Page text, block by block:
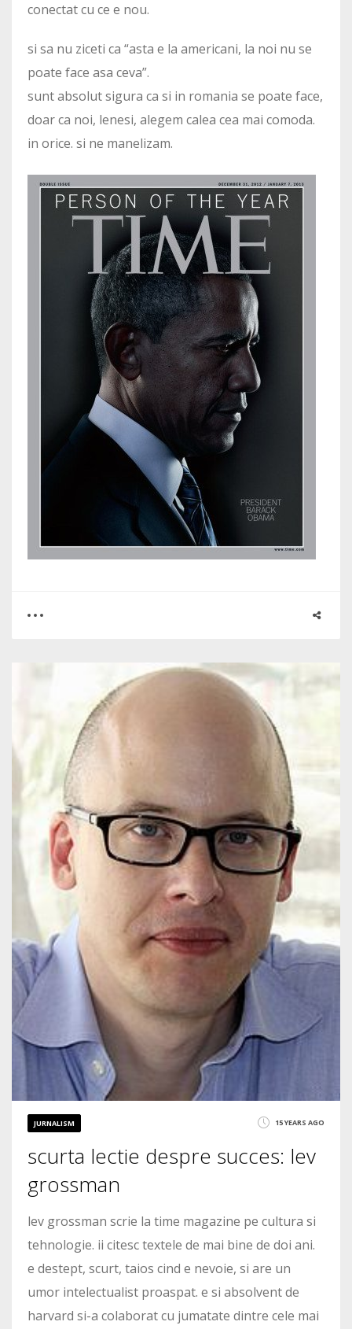
conectat cu ce e nou.
si sa nu ziceti ca “asta e la americani, la noi nu se
poate face asa ceva”.
sunt absolut sigura ca si in romania se poate face,
doar ca noi, lenesi, alegem calea cea mai comoda.
in orice. si ne manelizam.
JURNALISM 15 YEARS AGO
scurta lectie despre succes: lev
grossman
lev grossman scrie la time magazine pe cultura si
tehnologie. ii citesc textele de mai bine de doi ani.
e destept, scurt, taios cind e nevoie, si are un
umor intelectualist proaspat. e si absolvent de
harvard si-a colaborat cu jumatate dintre cele mai